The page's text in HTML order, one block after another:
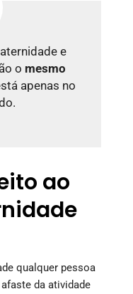
e
o mesmo
apenas no
ao
qualquer pessoa
da atividade